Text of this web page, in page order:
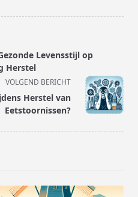
Levensstijl op
Herstel
VOLGEND BERICHT
Herstel van
Eetstoornissen?